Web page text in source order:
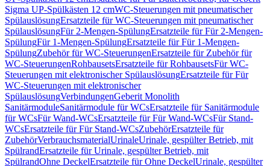
Sigma UP-Spülkästen 12 cmWC-Steuerungen mit pneumatischer
SpülauslösungErsatzteile für WC-Steuerungen mit pneumatischer
SpülauslösungFür 2-Mengen-SpülungErsatzteile für Für 2-Mengen-
SpülungFür 1-Mengen-SpülungErsatzteile für Für 1-Mengen-
SpülungZubehör für WC-SteuerungenErsatzteile für Zubehör für
WC-SteuerungenRohbausetsErsatzteile für RohbausetsFür WC-
Steuerungen mit elektronischer SpülauslösungErsatzteile für Für
WC-Steuerungen mit elektronischer
SpülauslösungVerbindungenGeberit Monolith
SanitärmoduleSanitärmodule für WCsErsatzteile für Sanitärmodule
für WCsFür Wand-WCsErsatzteile für Für Wand-WCsFür Stand-
WCsErsatzteile für Für Stand-WCsZubehörErsatzteile für
ZubehörVerbrauchsmaterialUrinaleUrinale, gespülter Betrieb, mit
SpülrandErsatzteile für Urinale, gespülter Betrieb, mit
SpülrandOhne DeckelErsatzteile für Ohne DeckelUrinale, gespülter